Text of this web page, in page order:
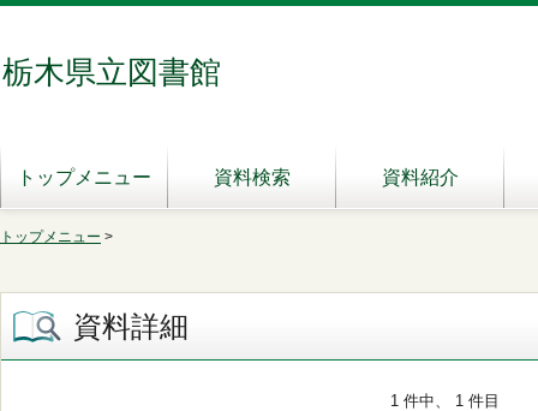
栃木県立図書館
トップメニュー 資料検索 資料紹介
トップメニュー >
資料詳細
1 件中、 1 件目